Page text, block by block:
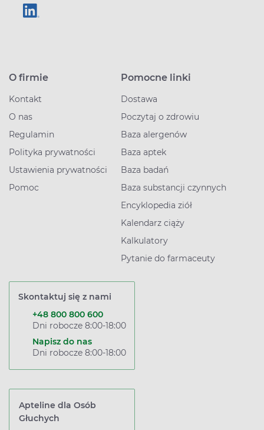
O firmie
Kontakt
O nas
Regulamin
Polityka prywatności
Ustawienia prywatności
Pomoc
Pomocne linki
Dostawa
Poczytaj o zdrowiu
Baza alergenów
Baza aptek
Baza badań
Baza substancji czynnych
Encyklopedia ziół
Kalendarz ciąży
Kalkulatory
Pytanie do farmaceuty
Skontaktuj się z nami
+48 800 800 600
Dni robocze 8:00-18:00
Napisz do nas
Dni robocze 8:00-18:00
Apteline dla Osób
Głuchych